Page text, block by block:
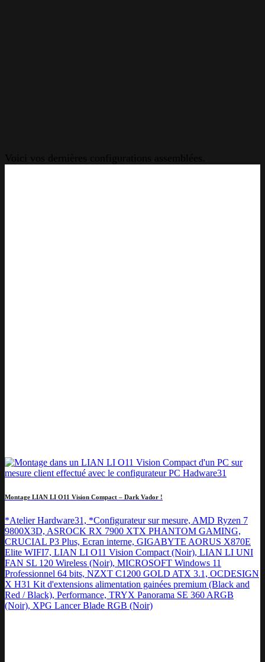
Montage LIAN LI O11 Vision Compact – Dark Vador !
*Atelier Hardware31, *Configurateur sur mesure, AMD Ryzen 7
9800X3D, ASROCK RX 7900 XTX PHANTOM GAMING,
CRUCIAL P3 Plus, Ecran interne, GIGABYTE AORUS X870E
Elite WIFI7, LIAN LI O11 Vision Compact (Noir), LIAN LI UNI
FAN SL 120 Wireless (Noir), MICROSOFT Windows 11
Professionnel 64 bits, NZXT C1200 GOLD ATX 3.1, OCDESIGN
X H31 Kit d'extensions alimentation gainées premium (Black and
Red / Black), Performance, TRYX Panorama SE 360 ARGB
(Noir), XPG Lancer Blade RGB (Noir)